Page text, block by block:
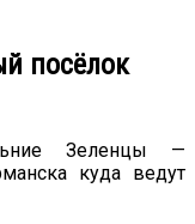
посёлок
Зеленцы —
куда ведут